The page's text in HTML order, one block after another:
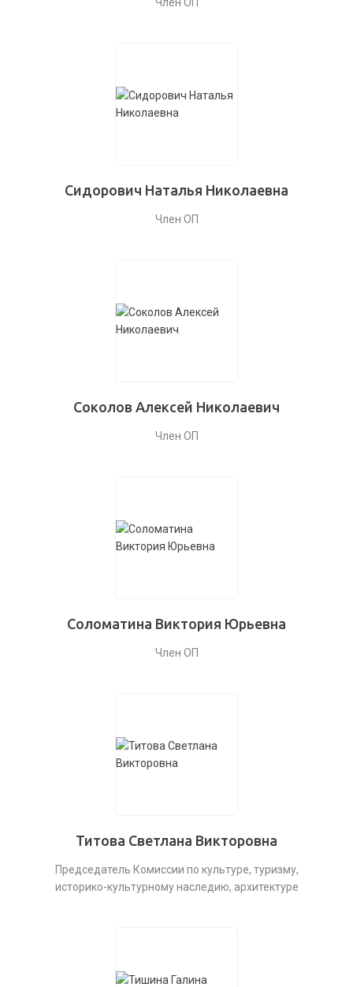
Сидорович Наталья Николаевна
Член ОП
Соколов Алексей Николаевич
Член ОП
Соломатина Виктория Юрьевна
Член ОП
Титова Светлана Викторовна
Председатель Комиссии по культуре, туризму,
историко-культурному наследию, архитектуре